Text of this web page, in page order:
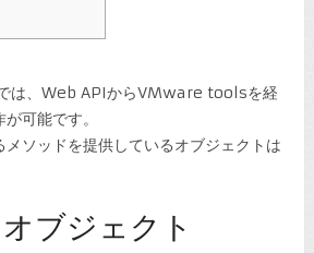
は、Web APIからVMware toolsを経
可能です。
メソッドを提供しているオブジェクトは
ブジェクト